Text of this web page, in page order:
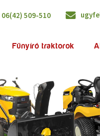
06(42) 509-510
Fűnyíró traktorok